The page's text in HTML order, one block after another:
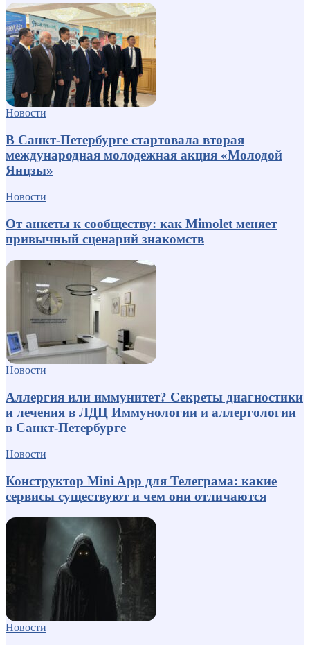
Новости
В Санкт-Петербурге стартовала вторая
международная молодежная акция «Молодой
Янцзы»
Новости
От анкеты к сообществу: как Mimolet меняет
привычный сценарий знакомств
Новости
Аллергия или иммунитет? Секреты диагностики
и лечения в ЛДЦ Иммунологии и аллергологии
в Санкт-Петербурге
Новости
Конструктор Mini App для Телеграма: какие
сервисы существуют и чем они отличаются
Новости